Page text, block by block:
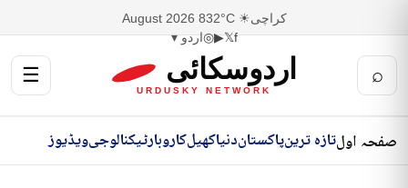
کراچی☀ 32°C
8 August 2026
f
𝕏
▶
◎اردو ▾
⌕ اردوسکائی
URDUSKY NETWORK
☰
صفحہ اولتازہ ترینپاکستاندنیاکھیلکاروبارٹیکنالوجیویڈیوز